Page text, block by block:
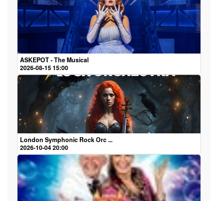
ASKEPOT - The Musical
2026-08-15 15:00
London Symphonic Rock Orc ...
2026-10-04 20:00